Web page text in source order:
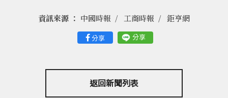
分享 分享
資訊來源 ： 中國時報 工商時報 鉅亨網
返回新聞列表